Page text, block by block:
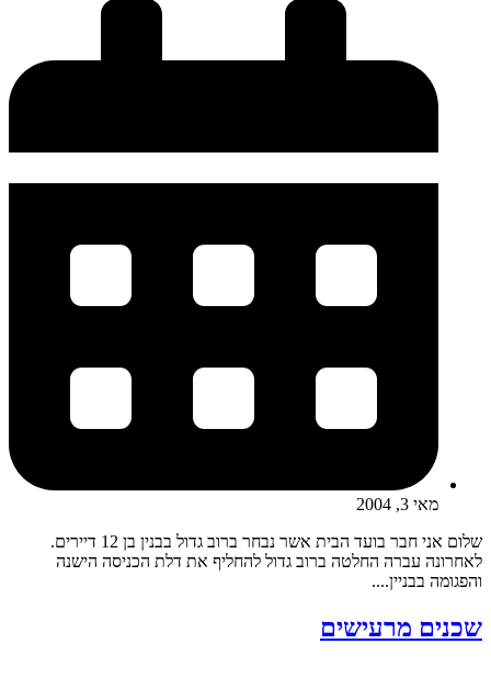
מאי 3, 2004
שלום אני חבר בועד הבית אשר נבחר ברוב גדול בבנין בן 12 דיירים.
לאחרונה עברה החלטה ברוב גדול להחליף את דלת הכניסה הישנה
והפגומה בבניין....
שכנים מרעישים